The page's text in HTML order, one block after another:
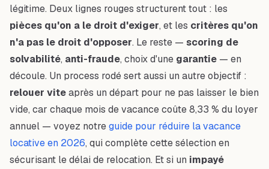
légitime. Deux lignes rouges structurent tout : les
pièces qu'on a le droit d'exiger, et les critères qu'on
n'a pas le droit d'opposer. Le reste — scoring de
solvabilité, anti-fraude, choix d'une garantie — en
découle. Un process rodé sert aussi un autre objectif :
relouer viteaprès un départ pour ne pas laisser le bien
vide, car chaque mois de vacance coûte 8,33 % du loyer
annuel — voyez notreguide pour réduire la vacance
locative en 2026, qui complète cette sélection en
sécurisant le délai de relocation. Et si un impayé